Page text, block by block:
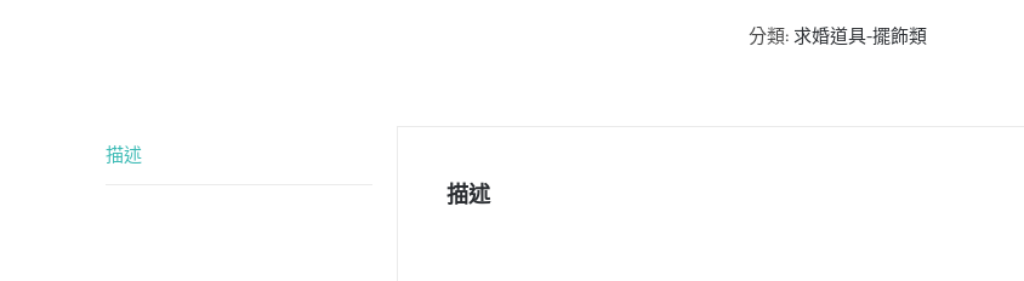
分類: 求婚道具-擺飾類
描述
描述